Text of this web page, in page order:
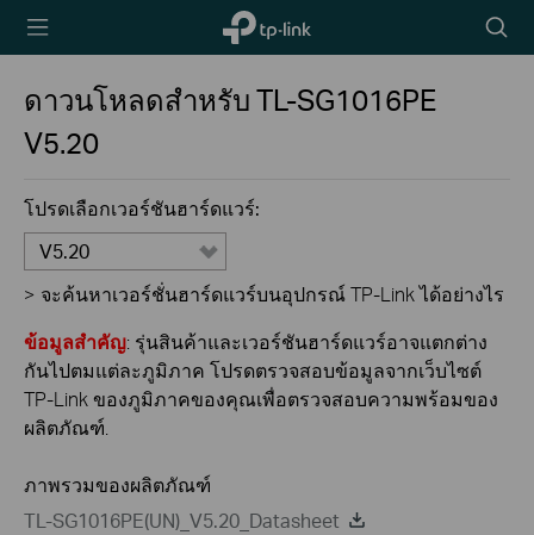
TP-Link,
Reliably
icon
ดาวนโหลดสำหรับTL-SG1016PE
V5.20
โปรดเลือกเวอร์ชันฮาร์ดแวร์:
V5.20
> จะค้นหาเวอร์ชั่นฮาร์ดแวร์บนอุปกรณ์ TP-Link ได้อย่างไร
ข้อมูลสำคัญ: รุ่นสินค้าและเวอร์ชันฮาร์ดแวร์อาจแตกต่าง
กันไปตมแต่ละภูมิภาค โปรดตรวจสอบข้อมูลจากเว็บไซต์
TP-Link ของภูมิภาคของคุณเพื่อตรวจสอบความพร้อมของ
ผลิตภัณฑ์.
ภาพรวมของผลิตภัณฑ์
TL-SG1016PE(UN)_V5.20_Datasheet